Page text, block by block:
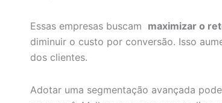
Essas empresas buscam maximizar o
diminuir o custo por conversão. Isso
dos clientes.
Adotar uma segmentação avançada